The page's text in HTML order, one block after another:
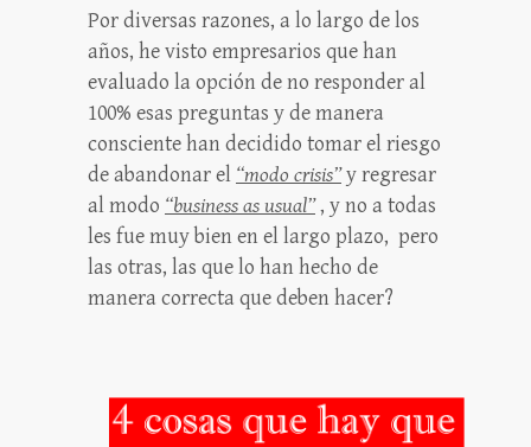
Por diversas razones, a lo largo de los
años, he visto empresarios que han
evaluado la opción de no responder al
100% esas preguntas y de manera
consciente han decidido tomar el riesgo
de abandonar el “modo crisis”y regresar
al modo “business as usual”, y no a todas
les fue muy bien en el largo plazo, pero
las otras, las que lo han hecho de
manera correcta que deben hacer?